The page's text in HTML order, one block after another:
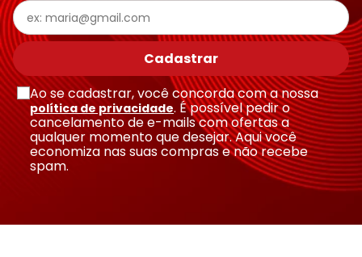
Escreva uma avaliação
Enviar avaliação
Cadastrar
Ao se cadastrar, você concorda com a nossa
política de privacidade. É possível pedir o
cancelamento de e-mails com ofertas a
qualquer momento que desejar. Aqui você
economiza nas suas compras e não recebe
spam.